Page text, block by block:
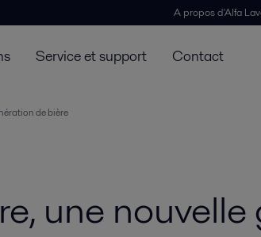
A propos d'Alfa
Service et support Contact
de bière
une